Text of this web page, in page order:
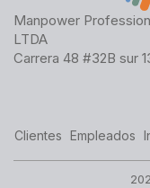
Manpower
LTDA
Carrera 48 #32B sur
Clientes Empleados